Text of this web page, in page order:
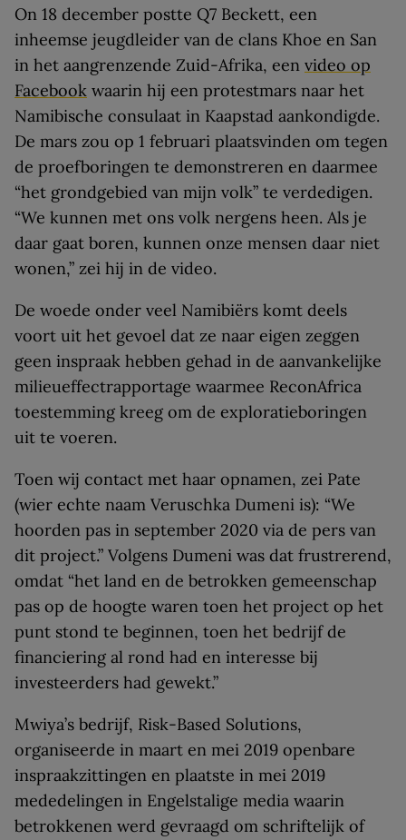
On 18 december postte Q7 Beckett, een
inheemse jeugdleider van de clans Khoe en San
in het aangrenzende Zuid-Afrika, een video op
Facebook waarin hij een protestmars naar het
Namibische consulaat in Kaapstad aankondigde.
De mars zou op 1 februari plaatsvinden om tegen
de proefboringen te demonstreren en daarmee
“het grondgebied van mijn volk” te verdedigen.
“We kunnen met ons volk nergens heen. Als je
daar gaat boren, kunnen onze mensen daar niet
wonen,” zei hij in de video.
De woede onder veel Namibiërs komt deels
voort uit het gevoel dat ze naar eigen zeggen
geen inspraak hebben gehad in de aanvankelijke
milieueffectrapportage waarmee ReconAfrica
toestemming kreeg om de exploratieboringen
uit te voeren.
Toen wij contact met haar opnamen, zei Pate
(wier echte naam Veruschka Dumeni is): “We
hoorden pas in september 2020 via de pers van
dit project.” Volgens Dumeni was dat frustrerend,
omdat “het land en de betrokken gemeenschap
pas op de hoogte waren toen het project op het
punt stond te beginnen, toen het bedrijf de
financiering al rond had en interesse bij
investeerders had gewekt.”
Mwiya’s bedrijf, Risk-Based Solutions,
organiseerde in maart en mei 2019 openbare
inspraakzittingen en plaatste in mei 2019
mededelingen in Engelstalige media waarin
betrokkenen werd gevraagd om schriftelijk of